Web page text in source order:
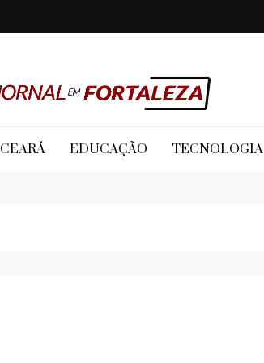
Jornal em Fortaleza
CEARÁ EDUCAÇÃO TECNOLOGIA